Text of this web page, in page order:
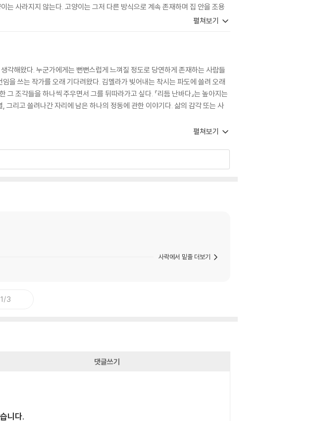
는 사라지지 않는다. 고양이는 그저 다른 방식으로 계속 존재하며 집 안을 조용
이동하며 우리가 삶과 사랑을 바라보는 관점을 바꾸었고, 떠나는 길에는 간병과
이들을 향해 다시 한번 자기 삶을 열어 보였다. 이 책이 그 지속되는 사랑과 취약
펼쳐보기
각해왔다. 누군가에게는 뻔뻔스럽게 느껴질 정도로 당연하게 존재하는 사람들
을 쓰는 작가를 오래 기다려왔다. 김멜라가 빚어내는 착시는 파도에 쓸려 오래
조각들을 하나씩 주우면서 그를 뒤따라가고 싶다. 『리듬 난바다』는 높아지는
리고 쓸려나간 자리에 남은 하나의 정동에 관한 이야기다. 삶의 감각 또는 사
펼쳐보기
사락에서 밑줄 더보기
1/3
댓글쓰기
니다.